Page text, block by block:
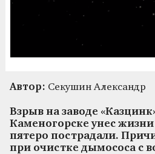
Автор: Секушин Александр
Взрыв на заводе
Каменогорске унес жизни
пятеро пострадали.
при очистке дымососа с